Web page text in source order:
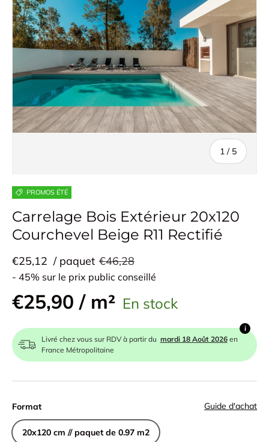
1 / de
5
PROMOS ÉTÉ
Carrelage Bois Extérieur 20x120
Courchevel Beige R11 Rectifié
€25,12 / paquet €46,28
- 45% sur le prix public conseillé
€25,90 / m² En stock
Livré chez vous sur RDV à partir du mardi 18 Août 2026en
France Métropolitaine
i
Format Guide d'achat
20x120 cm // paquet de 0.97 m2